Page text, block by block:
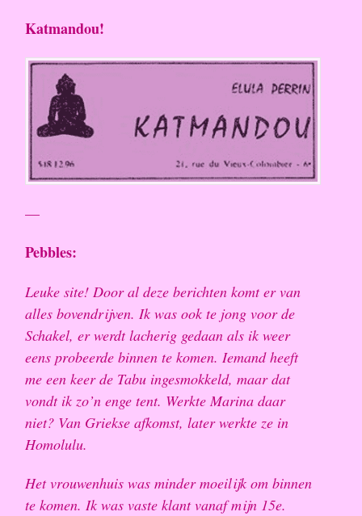
Katmandou!
—
Pebbles:
Leuke site! Door al deze berichten komt er van
alles bovendrijven. Ik was ook te jong voor de
Schakel, er werdt lacherig gedaan als ik weer
eens probeerde binnen te komen. Iemand heeft
me een keer de Tabu ingesmokkeld, maar dat
vondt ik zo’n enge tent. Werkte Marina daar
niet? Van Griekse afkomst, later werkte ze in
Homolulu.
Het vrouwenhuis was minder moeilijk om binnen
te komen. Ik was vaste klant vanaf mijn 15e.